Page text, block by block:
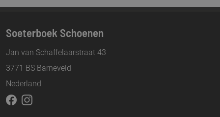
Soeterboek Schoenen
Jan van Schaffelaarstraat 43
3771 BS Barneveld
Nederland